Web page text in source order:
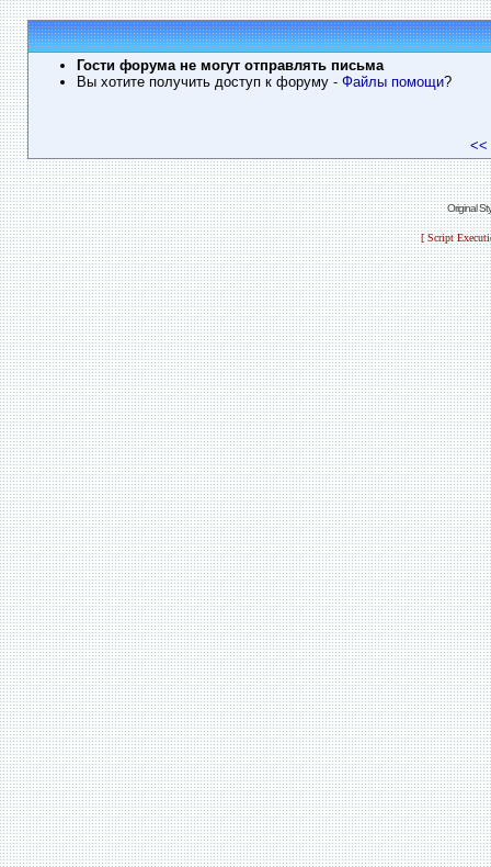
Гости форума не могут отправлять письма
Вы хотите получить доступ к форуму - Файлы помощи?
<<
Original
[ Script